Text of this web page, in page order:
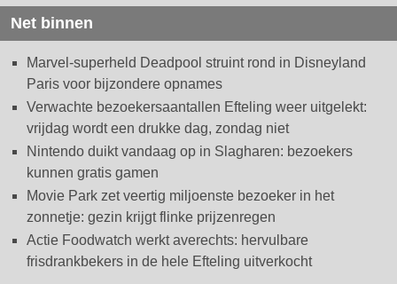
Net binnen
Marvel-superheld Deadpool struint rond in Disneyland
Paris voor bijzondere opnames
Verwachte bezoekersaantallen Efteling weer uitgelekt:
vrijdag wordt een drukke dag, zondag niet
Nintendo duikt vandaag op in Slagharen: bezoekers
kunnen gratis gamen
Movie Park zet veertig miljoenste bezoeker in het
zonnetje: gezin krijgt flinke prijzenregen
Actie Foodwatch werkt averechts: hervulbare
frisdrankbekers in de hele Efteling uitverkocht